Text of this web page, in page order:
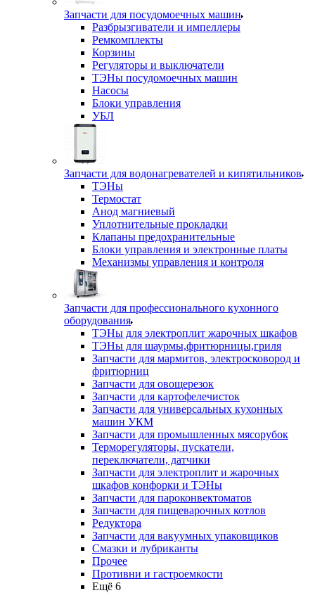
Запчасти для посудомоечных машин
Разбрызгиватели и импеллеры
Ремкомплекты
Корзины
Регуляторы и выключатели
ТЭНы посудомоечных машин
Насосы
Блоки управления
УБЛ
Запчасти для водонагревателей и кипятильников
ТЭНы
Термостат
Анод магниевый
Уплотнительные прокладки
Клапаны предохранительные
Блоки управления и электронные платы
Механизмы управления и контроля
Запчасти для профессионального кухонного
оборудования
ТЭНы для электроплит жарочных шкафов
ТЭНы для шаурмы,фритюрницы,гриля
Запчасти для мармитов, электросковород и
фритюрниц
Запчасти для овощерезок
Запчасти для картофелечисток
Запчасти для универсальных кухонных
машин УКМ
Запчасти для промышленных мясорубок
Терморегуляторы, пускатели,
переключатели, датчики
Запчасти для электроплит и жарочных
шкафов конфорки и ТЭНы
Запчасти для пароконвектоматов
Запчасти для пищеварочных котлов
Редуктора
Запчасти для вакуумных упаковщиков
Смазки и лубриканты
Прочее
Противни и гастроемкости
Ещё 6